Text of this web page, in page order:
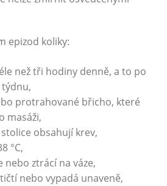
epizod koliky:
než tři hodiny denně, a to po
protrahované břicho, které
masáži,
obsahují krev,
°C,
nebo ztrácí na váze,
nebo vypadá unaveně,